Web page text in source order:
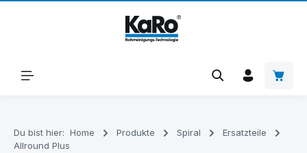
Zum Hauptinhalt springen
Du bist hier: Home Produkte Spiral
Ersatzteile
Allround Plus